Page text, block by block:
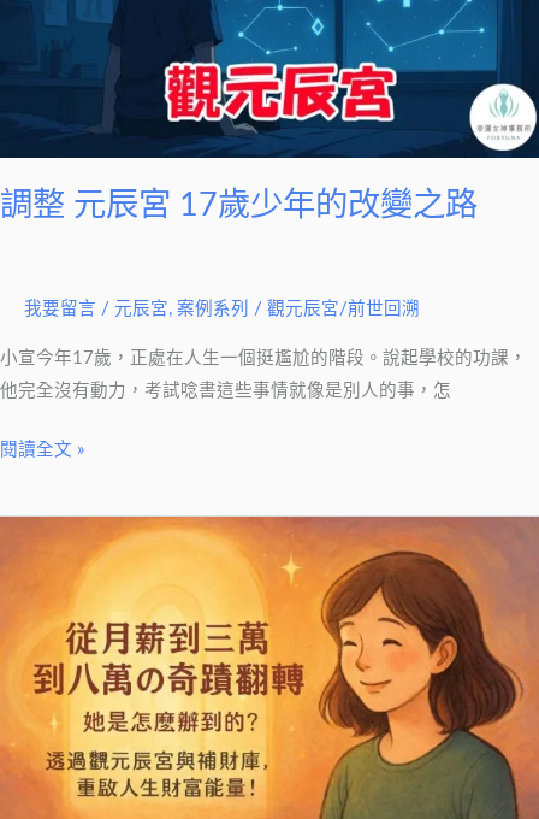
調整 元辰宮 17歲少年的改變之路
我要留言 / 元辰宮, 案例系列 / 觀元辰宮/前世回溯
小宣今年17歲，正處在人生一個挺尷尬的階段。說起學校的功課，
他完全沒有動力，考試唸書這些事情就像是別人的事，怎
之
閱讀全文 »